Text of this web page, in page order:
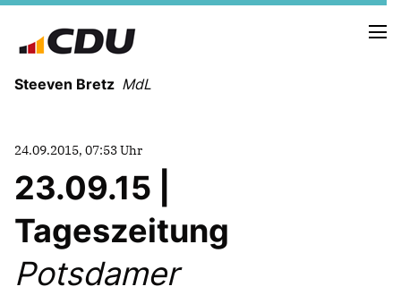
Steeven Bretz MdL
VITA
WAHLKREISBESUCHE
PRESSEFOTOS
MEIN BÜRGERBÜRO
24.09.2015, 07:53 Uhr
23.09.15 |
Tageszeitung
Potsdamer